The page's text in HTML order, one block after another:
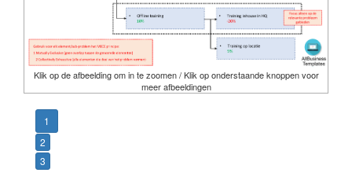
Klik op de afbeelding om in te zoomen / Klik op onderstaande knoppen voor
meer afbeeldingen
1
2
3